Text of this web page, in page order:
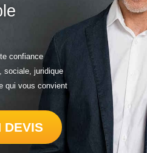
confiance
sociale, juridique
qui vous convient
DEVIS